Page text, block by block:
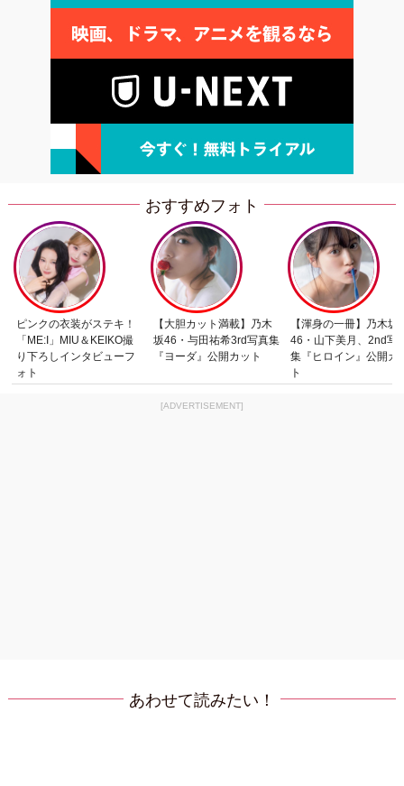
おすすめフォト
ピンクの衣装がステキ！
「ME:I」MIU＆KEIKO撮
り下ろしインタビューフ
ォト
【大胆カット満載】乃木
坂46・与田祐希3rd写真集
『ヨーダ』公開カット
【渾身の一冊】乃木坂
46・山下美月、2nd写
集『ヒロイン』公開カ
ト
[ADVERTISEMENT]
あわせて読みたい！